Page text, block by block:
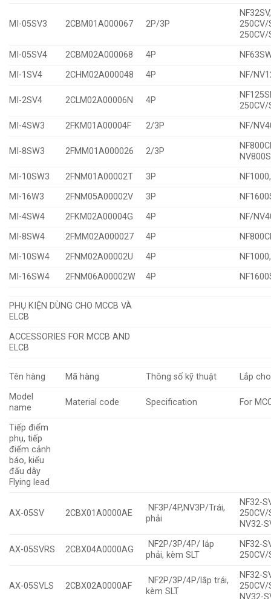
MI-05SV3 2CBM01A000067 2P/3P
250CV/
MI-05SV4
2CBM02A000068 4P
MI-1SV4
2CHM02A000048 4P NF/
MI-2SV4 2CLM02A00006N 4P
250CV/
MI-4SW3
2FKM01A00004F 2/3P NF/
MI-8SW3 2FMM01A000026 2/3P
MI-10SW3
2FNM01A00002T 3P
MI-16W3
2FNM05A00002V 3P
MI-4SW4
2FKM02A00004G 4P
NF/
MI-8SW4
2FMM02A000027 4P
MI-10SW4
2FNM02A00002U 4P
MI-16SW4
2FNM06A00002W 4P
PHỤ KIỆN DÙNG CHO MCCB VÀ
ELCB
ACCESSORIES FOR MCCB AND
ELCB
Tên hàng Mã hàng Thông số kỹ thuật
Lắp cho
Model
name
Material code Specification For
Tiếp điểm
phụ, tiếp
điểm cảnh
báo, kiểu
đấu dây
Flying lead
AX-05SV 2CBX01A0000AE
NF3P/4P,NV3P/Trái,
phải
NF32-
250CV/
NV32-
AX-05SVRS 2CBX04A0000AG
NF2P/3P/4P/ lắp
phải, kèm SLT
NF32-
250CV/
AX-05SVLS 2CBX02A0000AF
NF2P/3P/4P/lắp trái,
kèm SLT
NF32-
250CV/